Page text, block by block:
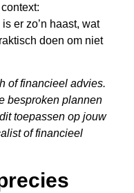
er zo’n haast, wat
doen om niet
of financieel advies.
besproken plannen
toepassen op jouw
of financieel